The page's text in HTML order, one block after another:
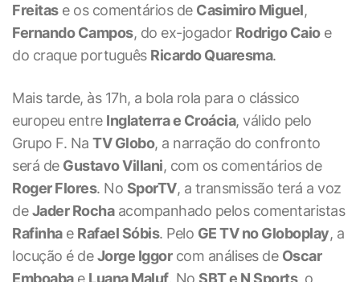
Freitase os comentários de Casimiro Miguel,
Fernando Campos, do ex-jogador Rodrigo Caioe
do craque português Ricardo Quaresma.
Mais tarde, às 17h, a bola rola para o clássico
europeu entre Inglaterra e Croácia, válido pelo
Grupo F. Na TV Globo, a narração do confronto
será de Gustavo Villani, com os comentários de
Roger Flores. No SporTV, a transmissão terá a voz
deJader Rochaacompanhado pelos comentaristas
Rafinhae Rafael Sóbis. Pelo GE TV no Globoplay, a
locução é deJorge Iggorcom análises de Oscar
Emboabae Luana Maluf. No SBT e N Sports, o